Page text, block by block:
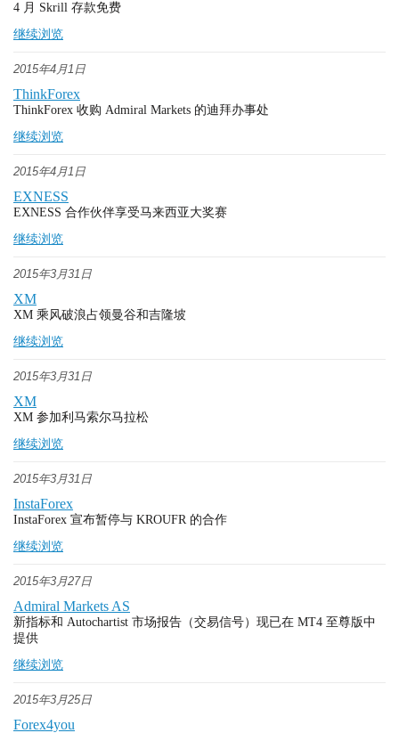
4 月 Skrill 存款免费
继续浏览
2015年4月1日
ThinkForex
ThinkForex 收购 Admiral Markets 的迪拜办事处
继续浏览
2015年4月1日
EXNESS
EXNESS 合作伙伴享受马来西亚大奖赛
继续浏览
2015年3月31日
XM
XM 乘风破浪占领曼谷和吉隆坡
继续浏览
2015年3月31日
XM
XM 参加利马索尔马拉松
继续浏览
2015年3月31日
InstaForex
InstaForex 宣布暂停与 KROUFR 的合作
继续浏览
2015年3月27日
Admiral Markets AS
新指标和 Autochartist 市场报告（交易信号）现已在 MT4 至尊版中
提供
继续浏览
2015年3月25日
Forex4you